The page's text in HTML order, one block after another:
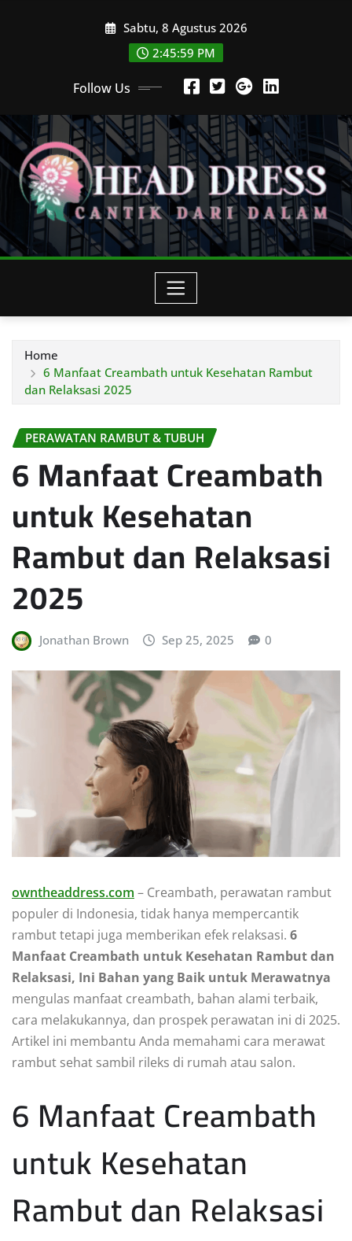
Sabtu, 8 Agustus 2026
2:46:01 PM
Follow Us
Home
6 Manfaat Creambath untuk Kesehatan Rambut
dan Relaksasi 2025
PERAWATAN RAMBUT & TUBUH
6 Manfaat Creambath
untuk Kesehatan
Rambut dan Relaksasi
2025
Jonathan Brown Sep 25, 2025 0
owntheaddress.com – Creambath, perawatan rambut
populer di Indonesia, tidak hanya mempercantik
rambut tetapi juga memberikan efek relaksasi. 6
Manfaat Creambath untuk Kesehatan Rambut dan
Relaksasi, Ini Bahan yang Baik untuk Merawatnya
mengulas manfaat creambath, bahan alami terbaik,
cara melakukannya, dan prospek perawatan ini di 2025.
Artikel ini membantu Anda memahami cara merawat
rambut sehat sambil rileks di rumah atau salon.
6 Manfaat Creambath
untuk Kesehatan
Rambut dan Relaksasi